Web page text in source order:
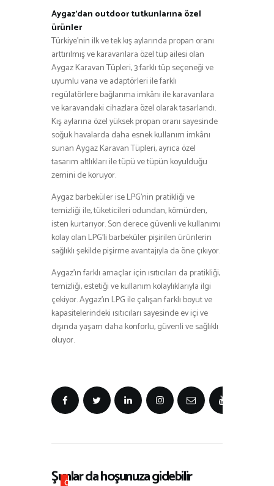
Aygaz’dan outdoor tutkunlarına özel
ürünler
Türkiye’nin ilk ve tek kış aylarında propan oranı
arttırılmış ve karavanlara özel tüp ailesi olan
Aygaz Karavan Tüpleri, 3 farklı tüp seçeneği ve
uyumlu vana ve adaptörleri ile farklı
regülatörlere bağlanma imkânı ile karavanlara
ve karavandaki cihazlara özel olarak tasarlandı.
Kış aylarına özel yüksek propan oranı sayesinde
soğuk havalarda daha esnek kullanım imkânı
sunan Aygaz Karavan Tüpleri, ayrıca özel
tasarım altlıkları ile tüpü ve tüpün koyulduğu
zemini de koruyor.
Aygaz barbeküler ise LPG’nin pratikliği ve
temizliği ile, tüketicileri odundan, kömürden,
isten kurtarıyor. Son derece güvenli ve kullanımı
kolay olan LPG’li barbeküler pişirilen ürünlerin
sağlıklı şekilde pişirme avantajıyla da öne çıkıyor.
Aygaz’ın farklı amaçlar için ısıtıcıları da pratikliği,
temizliği, estetiği ve kullanım kolaylıklarıyla ilgi
çekiyor. Aygaz’ın LPG ile çalışan farklı boyut ve
kapasitelerindeki ısıtıcıları sayesinde ev içi ve
dışında yaşam daha konforlu, güvenli ve sağlıklı
oluyor.
Şunlar da hoşunuza gidebilir
Ö